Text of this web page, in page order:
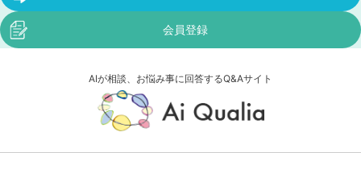
会員登録
AIが相談、お悩み事に回答するQ&Aサイト